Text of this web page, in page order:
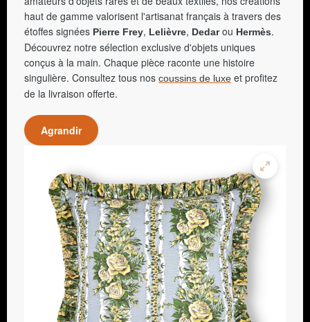
haut de gamme valorisent l'artisanat français à travers des
étoffes signées Pierre Frey, Lelièvre, Dedarou Hermès.
Découvrez notre sélection exclusive d'objets uniques
conçus à la main. Chaque pièce raconte une histoire
singulière. Consultez tous nos coussins de luxe et profitez
de la livraison offerte.
Agrandir